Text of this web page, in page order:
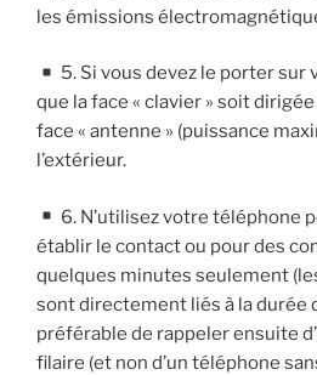
les émissions
5. Si vous devez le porter sur
que la face « clavier » soit
face « antenne » (puissance
l’extérieur.
6. N’utilisez votre téléphone
établir le contact ou pour des
quelques minutes seulement
sont directement liés à la durée
préférable de rappeler ensuite
filaire (et non d’un téléphone